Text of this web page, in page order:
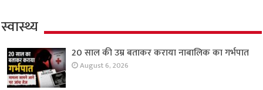
स्वास्थ्य
20 साल की उम्र बताकर कराया नाबालिक का गर्भपात
August 6, 2026